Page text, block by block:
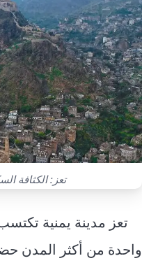
قصة
تقارير صور
فيديو
تعز: الكثافة
تعز مدينة يمنية
واحدة من أكثر المدن